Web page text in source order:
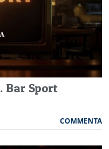
Bar Sport
COMMENTA